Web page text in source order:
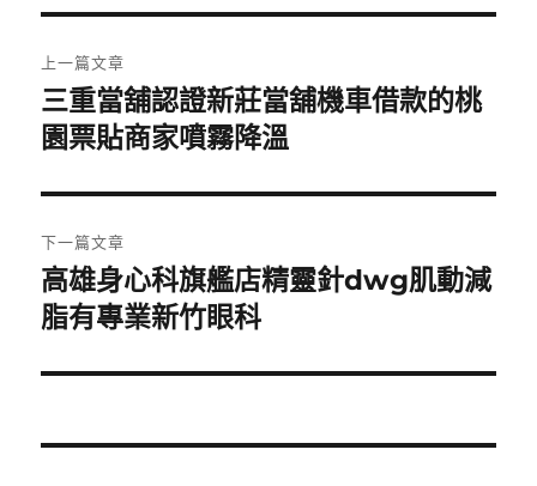
章
導
覽
上一篇文章
上
一
文
章:
三重當舖認證新莊當舖機車借款的桃
園票貼商家噴霧降溫
下一篇文章
下
一
文
高雄身心科旗艦店精靈針dwg肌動減
脂有專業新竹眼科